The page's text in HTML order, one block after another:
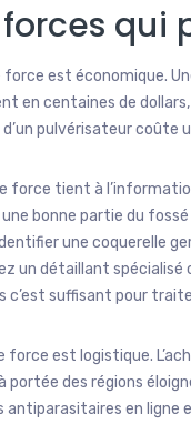
forces qui
force est économique.
en centaines de
d’un pulvérisateur
force tient à
bonne partie du
une coquerelle
un détaillant spécialisé
c’est suffisant pour
force est logistique.
portée des régions
antiparasitaires en ligne